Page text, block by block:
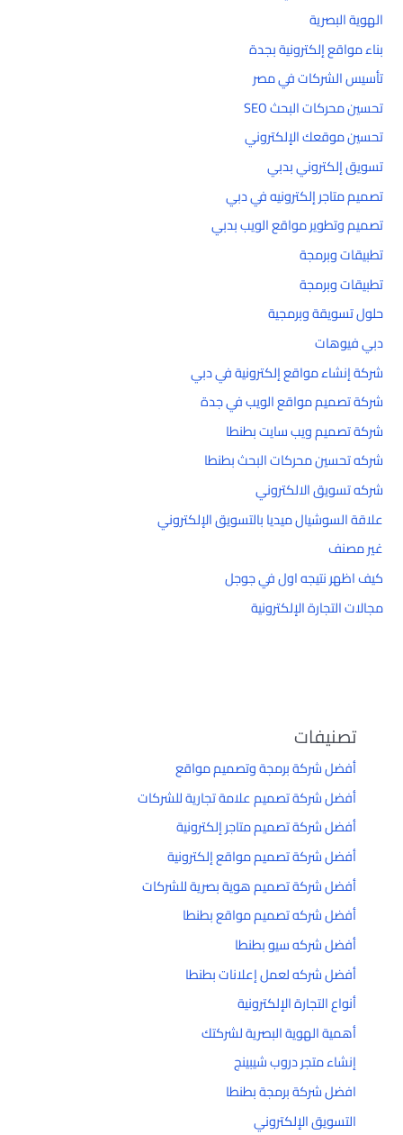
الهوية البصرية
بناء مواقع إلكترونية بجدة
تأسيس الشركات في مصر
تحسين محركات البحث SEO
تحسين موقعك الإلكتروني
تسويق إلكتروني بدبي
تصميم متاجر إلكترونيه في دبي
تصميم وتطوير مواقع الويب بدبي
تطبيقات وبرمجة
تطبيقات وبرمجة
حلول تسويقة وبرمجية
دبي فيوهات
شركة إنشاء مواقع إلكترونية في دبي
شركة تصميم مواقع الويب في جدة
شركة تصميم ويب سايت بطنطا
شركه تحسين محركات البحث بطنطا
شركه تسويق الالكتروني
علاقة السوشيال ميديا بالتسويق الإلكتروني
غير مصنف
كيف اظهر نتيجه اول في جوجل
مجالات التجارة الإلكترونية
تصنيفات
أفضل شركة برمجة وتصميم مواقع
أفضل شركة تصميم علامة تجارية للشركات
أفضل شركة تصميم متاجر إلكترونية
أفضل شركة تصميم مواقع إلكترونية
أفضل شركة تصميم هوية بصرية للشركات
أفضل شركه تصميم مواقع بطنطا
أفضل شركه سيو بطنطا
أفضل شركه لعمل إعلانات بطنطا
أنواع التجارة الإلكترونية
أهمية الهوية البصرية لشركتك
إنشاء متجر دروب شيبينج
افضل شركة برمجة بطنطا
التسويق الإلكتروني